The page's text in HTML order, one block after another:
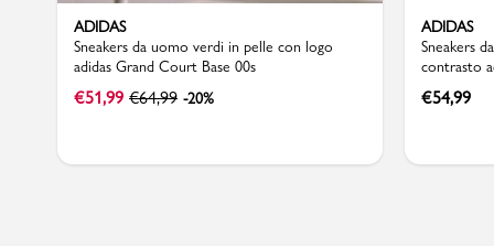
ADIDAS
Sneakers da uomo verdi in pelle con logo
adidas Grand Court Base 00s
€51,99 €64,99 -20%
ADIDAS
Sneakers
contrasto
€54,99